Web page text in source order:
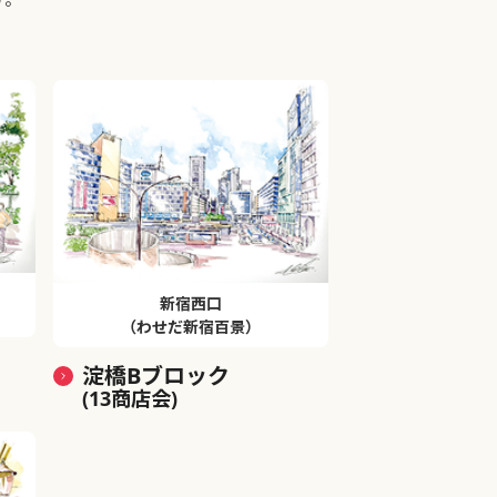
新宿西口
（わせだ新宿百景）
淀橋Bブロック
(13商店会)